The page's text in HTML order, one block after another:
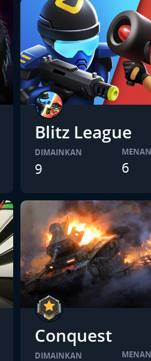
Blitz League
DIMAINKAN
9 6
Conquest
DIMAINKAN